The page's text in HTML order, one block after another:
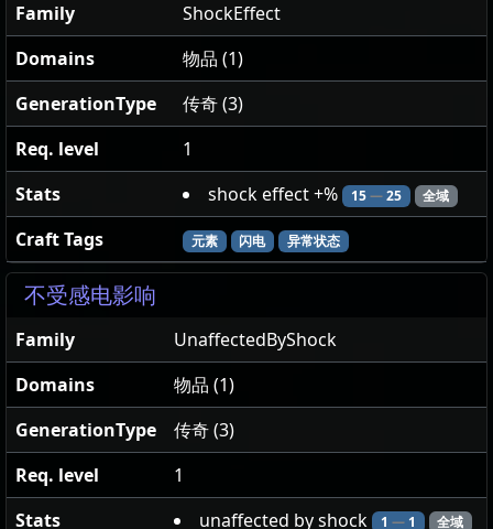
Family
ShockEffect
Domains
物品 (1)
GenerationType
传奇 (3)
Req. level
1
Stats
shock effect +% 15—25 全域
Craft Tags 元素 闪电 异常状态
不受感电影响
Family
UnaffectedByShock
Domains
物品 (1)
GenerationType
传奇 (3)
Req. level
1
Stats
unaffected by shock 1 —1
全域